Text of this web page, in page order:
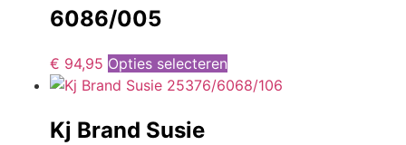
6086/005
€ 94,95 Opties selecteren
Kj Brand Susie